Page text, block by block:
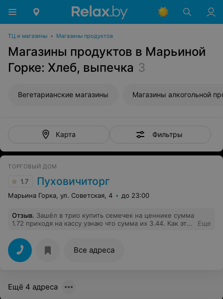
ТЦ и магазины • Магазины продуктов
Магазины продуктов в Марьиной
Горке: Хлеб, выпечка 3
Вегетарианские магазины
Карта Фильтры
ТОРГОВЫЙ ДОМ
1.7 Пуховичиторг
Марьина Горка, ул. Советская, 4 до 23:00
Отзыв. Зашёл в трио купить семечек на ценнике сумма
1.72 приходя на кассу узнаю что сумма их 3.44. Как это
Еще
Все адреса
Ещё 4 адреса